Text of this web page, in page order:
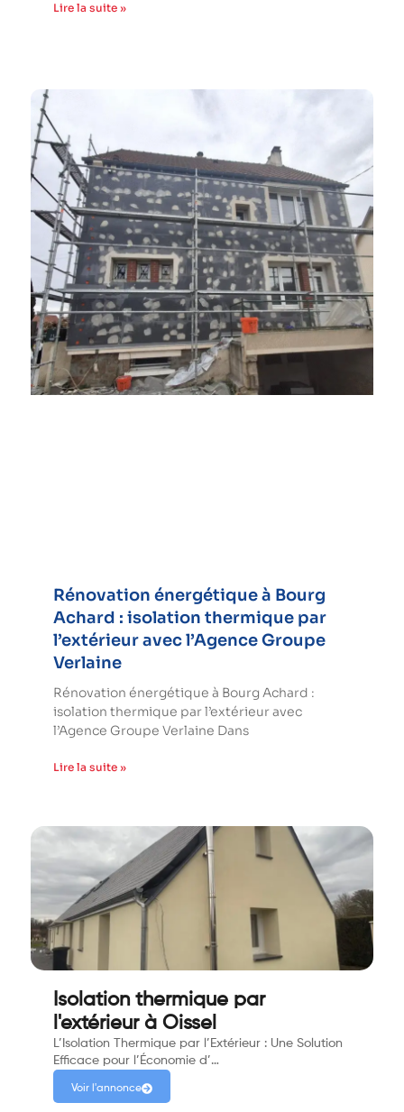
Lire la suite »
Rénovation énergétique à Bourg
Achard : isolation thermique par
l’extérieur avec l’Agence Groupe
Verlaine
Rénovation énergétique à Bourg Achard :
isolation thermique par l’extérieur avec
l’Agence Groupe Verlaine Dans
Lire la suite »
Isolation thermique par
l'extérieur à Oissel
L’Isolation Thermique par l’Extérieur : Une Solution
Efficace pour l’Économie d’…
Voir l'annonce